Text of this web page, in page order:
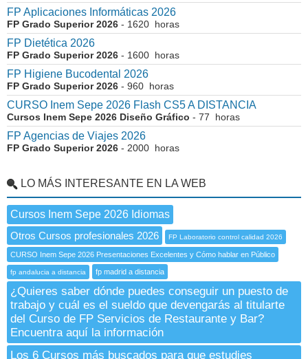
FP Aplicaciones Informáticas 2026
FP Grado Superior 2026 - 1620 horas
FP Dietética 2026
FP Grado Superior 2026 - 1600 horas
FP Higiene Bucodental 2026
FP Grado Superior 2026 - 960 horas
CURSO Inem Sepe 2026 Flash CS5 A DISTANCIA
Cursos Inem Sepe 2026 Diseño Gráfico - 77 horas
FP Agencias de Viajes 2026
FP Grado Superior 2026 - 2000 horas
LO MÁS INTERESANTE EN LA WEB
Cursos Inem Sepe 2026 Idiomas
Otros Cursos profesionales 2026
FP Laboratorio control calidad 2026
CURSO Inem Sepe 2026 Presentaciones Excelentes y Cómo hablar en Público
fp andalucia a distancia fp madrid a distancia
¿Quieres saber dónde puedes conseguir un puesto de
trabajo y cuál es el sueldo que devengarás al titularte
del Curso de FP Servicios de Restaurante y Bar?
Encuentra aquí la información
Los 6 Cursos más buscados para que estudies